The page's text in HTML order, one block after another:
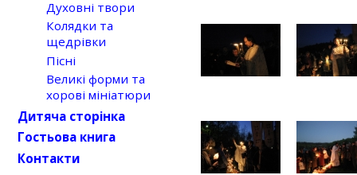
Духовні твори
Колядки та
щедрівки
Пісні
Великі форми та
хорові мініатюри
Дитяча сторінка
Гостьова книга
Контакти